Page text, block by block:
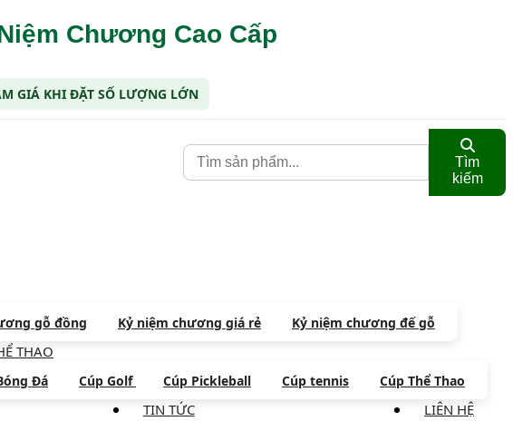
Chương Cao Cấp
GIÁ KHI ĐẶT SỐ LƯỢNG LỚN
Tìm
kiếm
gỗ đồng Kỷ niệm chương giá rẻ Kỷ niệm chương đế gỗ
THAO
Đá Cúp Golf Cúp Pickleball Cúp tennis Cúp Thể Thao
TIN TỨC LIÊN HỆ